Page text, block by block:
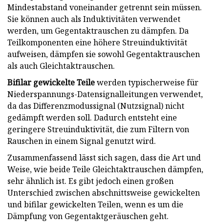
Mindestabstand voneinander getrennt sein müssen.
Sie können auch als Induktivitäten verwendet
werden, um Gegentaktrauschen zu dämpfen. Da
Teilkomponenten eine höhere Streuinduktivität
aufweisen, dämpfen sie sowohl Gegentaktrauschen
als auch Gleichtaktrauschen.
Bifilar gewickelte Teilewerden typischerweise für
Niederspannungs-Datensignalleitungen verwendet,
da das Differenzmodussignal (Nutzsignal) nicht
gedämpft werden soll. Dadurch entsteht eine
geringere Streuinduktivität, die zum Filtern von
Rauschen in einem Signal genutzt wird.
Zusammenfassend lässt sich sagen, dass die Art und
Weise, wie beide Teile Gleichtaktrauschen dämpfen,
sehr ähnlich ist. Es gibt jedoch einen großen
Unterschied zwischen abschnittsweise gewickelten
und bifilar gewickelten Teilen, wenn es um die
Dämpfung von Gegentaktgeräuschen geht.